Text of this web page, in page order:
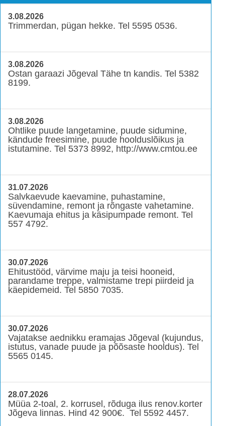
3.08.2026
Trimmerdan, pügan hekke. Tel 5595 0536.
3.08.2026
Ostan garaazi Jõgeval Tähe tn kandis. Tel 5382
8199.
3.08.2026
Ohtlike puude langetamine, puude sidumine,
kändude freesimine, puude hoolduslõikus ja
istutamine. Tel 5373 8992, http://www.cmtou.ee
31.07.2026
Salvkaevude kaevamine, puhastamine,
süvendamine, remont ja rõngaste vahetamine.
Kaevumaja ehitus ja käsipumpade remont. Tel
557 4792.
30.07.2026
Ehitustööd, värvime maju ja teisi hooneid,
parandame treppe, valmistame trepi piirdeid ja
käepidemeid. Tel 5850 7035.
30.07.2026
Vajatakse aednikku eramajas Jõgeval (kujundus,
istutus, vanade puude ja põõsaste hooldus). Tel
5565 0145.
28.07.2026
Müüa 2-toal, 2. korrusel, rõduga ilus renov.korter
Jõgeva linnas. Hind 42 900€. Tel 5592 4457.